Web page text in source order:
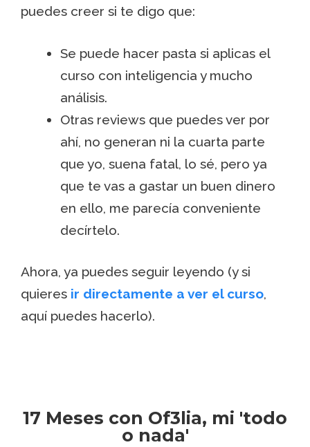
puedes creer si te digo que:
Se puede hacer pasta si aplicas el
curso con inteligencia y mucho
análisis.
Otras reviews que puedes ver por
ahí, no generan ni la cuarta parte
que yo, suena fatal, lo sé, pero ya
que te vas a gastar un buen dinero
en ello, me parecía conveniente
decírtelo.
Ahora, ya puedes seguir leyendo (y si
quieres ir directamente a ver el curso,
aquí puedes hacerlo).
17 Meses con Of3lia, mi 'todo
o nada'